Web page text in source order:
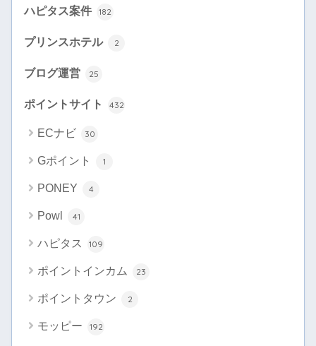
ハピタス案件 182
プリンスホテル 2
ブログ運営 25
ポイントサイト 432
ECナビ 30
Gポイント 1
PONEY 4
Powl 41
ハピタス 109
ポイントインカム 23
ポイントタウン 2
モッピー 192